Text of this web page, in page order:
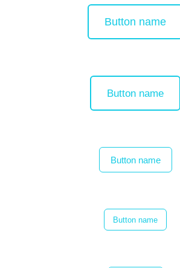
Button name
Button name
Button name
Button name